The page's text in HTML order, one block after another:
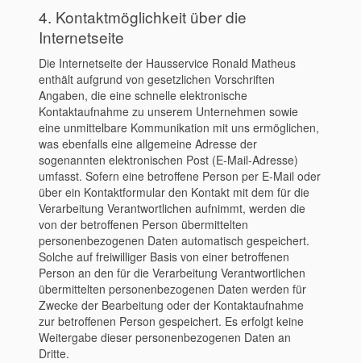
4. Kontaktmöglichkeit über die
Internetseite
Die Internetseite der Hausservice Ronald Matheus
enthält aufgrund von gesetzlichen Vorschriften
Angaben, die eine schnelle elektronische
Kontaktaufnahme zu unserem Unternehmen sowie
eine unmittelbare Kommunikation mit uns ermöglichen,
was ebenfalls eine allgemeine Adresse der
sogenannten elektronischen Post (E-Mail-Adresse)
umfasst. Sofern eine betroffene Person per E-Mail oder
über ein Kontaktformular den Kontakt mit dem für die
Verarbeitung Verantwortlichen aufnimmt, werden die
von der betroffenen Person übermittelten
personenbezogenen Daten automatisch gespeichert.
Solche auf freiwilliger Basis von einer betroffenen
Person an den für die Verarbeitung Verantwortlichen
übermittelten personenbezogenen Daten werden für
Zwecke der Bearbeitung oder der Kontaktaufnahme
zur betroffenen Person gespeichert. Es erfolgt keine
Weitergabe dieser personenbezogenen Daten an
Dritte.